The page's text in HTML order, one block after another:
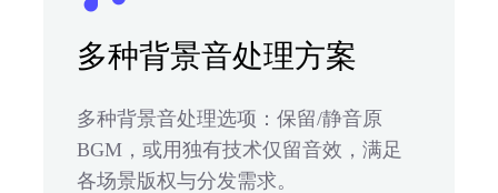
多种背景音处理方案
多种背景音处理选项：保留/静音原
BGM，或用独有技术仅留音效，满足
各场景版权与分发需求。